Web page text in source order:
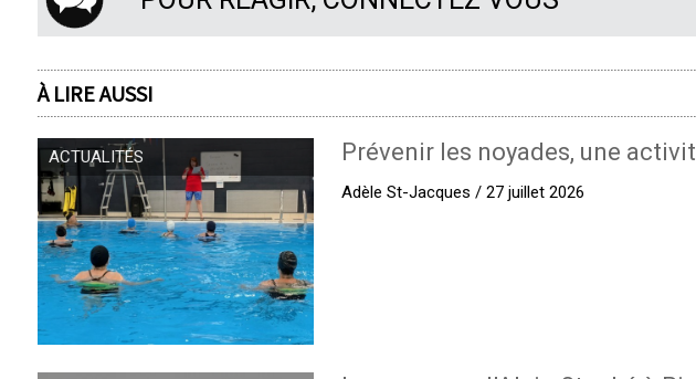
À LIRE AUSSI
ACTUALITÉS Prévenir les noyades, une
Adèle St-Jacques / 27 juillet 2026